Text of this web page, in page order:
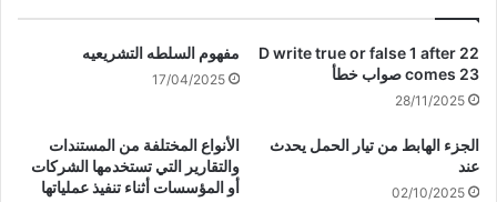
D write true or false 1 after 22
comes 23 صواب خطأ
28/11/2025
مفهوم السلطه التشريعيه
17/04/2025
الجزء الهابط من تيار الحمل يحدث
عند
02/10/2025
الأنواع المختلفة من المستندات
والتقارير التي تستخدمها الشركات
أو المؤسسات أثناء تنفيذ عملياتها